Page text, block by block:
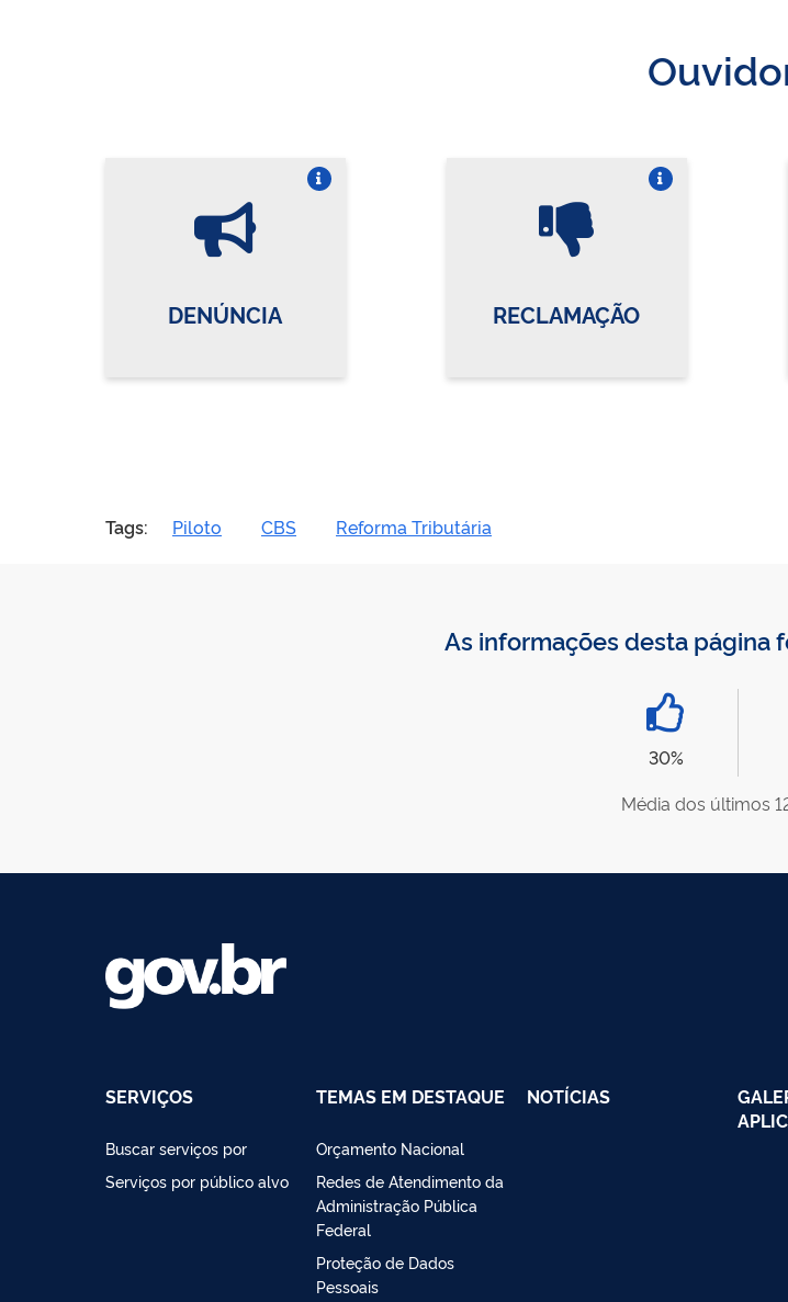
DENÚNCIA RECLAMAÇÃO
Tags: Piloto CBS Reforma Tributária
As informações desta página
30%
Média dos últimos
SERVIÇOS
Buscar serviços por
Serviços por público alvo
TEMAS EM DESTAQUE
Orçamento Nacional
Redes de Atendimento da
Administração Pública
Federal
Proteção de Dados
Pessoais
NOTÍCIAS